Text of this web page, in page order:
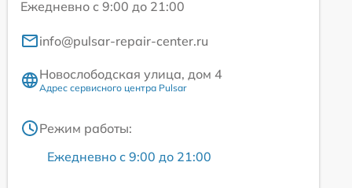
Ежедневно с 9:00 до 21:00
info@pulsar-repair-center.ru
Новослободская улица, дом 4
Адрес сервисного центра Pulsar
Режим работы:
Ежедневно с 9:00 до 21:00